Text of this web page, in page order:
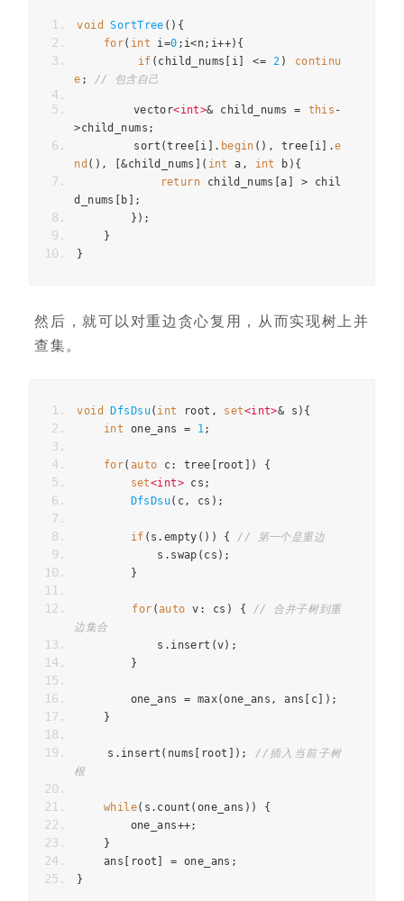
void SortTree (){
for( int i=0 ; i<n; i++){
if ( child_nums i <= 2 )
continu
e ; // 包含自己
        vector
<int>& child_nums = this -
>child_nums ;
        sort
(tree i ]. begin (), tree i ].e
nd (), [&child_nums ]( int a , int b ){
return child_nums [a > chil
d_nums
b ];
});
}
}
然后，就可以对重边贪心复用，从而实现树上并
查集。
void DfsDsu( int root , set<int>& s ){
int one_ans = 1;
for( auto c: tree root ])
{
set<int> cs ;
DfsDsu( c, cs );
if ( s . empty ()) {
// 第一个是重边
            s
. swap ( cs );
}
for (auto v : cs ) {
// 合并子树到重
边集合
            s
. insert (v);
}
        one_ans
= max(one_ans , ans c ]);
}
    s
. insert ( nums root ]);
//插入当前子树
根
while( s . count ( one_ans ))
{
        one_ans
++;
}
    ans
root = one_ans ;
}